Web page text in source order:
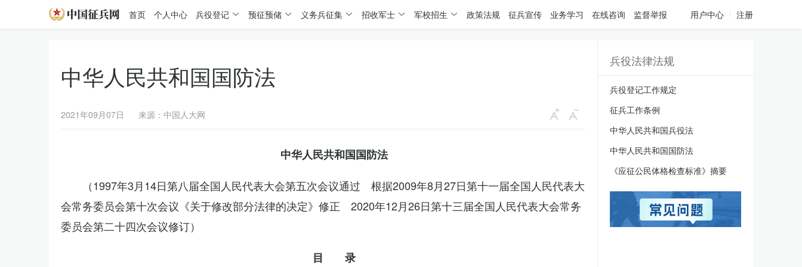
首页 个人中心 兵役登记 预征预储 义务兵征集 招收军士 军校招生 政策法规 征兵宣传 业务学习 在线咨询 监督举报 用户中心 注册
中华人民共和国国防法
2021年09月07日 来源：中国人大网
中华人民共和国国防法
（1997年3月14日第八届全国人民代表大会第五次会议通过 根据2009年8月27日第十一届全国人民代表大
会常务委员会第十次会议《关于修改部分法律的决定》修正 2020年12月26日第十三届全国人民代表大会常务
委员会第二十四次会议修订）
目 录
兵役法律法规
兵役登记工作规定
征兵工作条例
中华人民共和国兵役法
中华人民共和国国防法
《应征公民体格检查标准》摘要